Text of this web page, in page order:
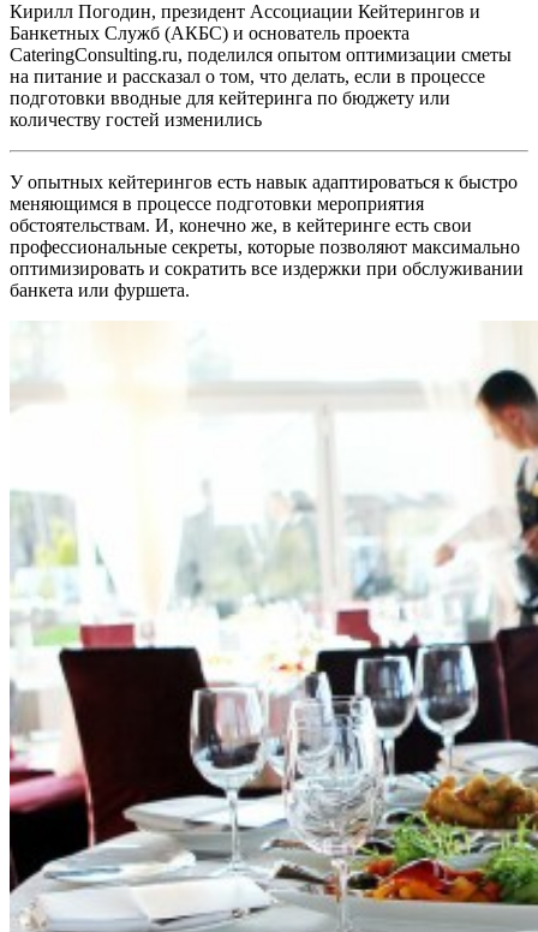
Кирилл Погодин, президент Ассоциации Кейтерингов и
Банкетных Служб (АКБС) и основатель проекта
CateringConsulting.ru, поделился опытом оптимизации сметы
на питание и рассказал о том, что делать, если в процессе
подготовки вводные для кейтеринга по бюджету или
количеству гостей изменились
У опытных кейтерингов есть навык адаптироваться к быстро
меняющимся в процессе подготовки мероприятия
обстоятельствам. И, конечно же, в кейтеринге есть свои
профессиональные секреты, которые позволяют максимально
оптимизировать и сократить все издержки при обслуживании
банкета или фуршета.